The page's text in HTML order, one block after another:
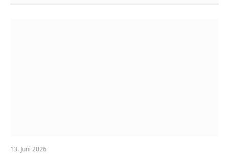
13. Juni 2026